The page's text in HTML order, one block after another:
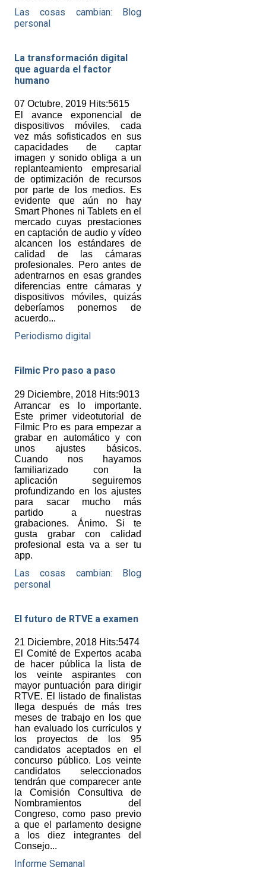
Las cosas cambian: Blog
personal
La transformación digital
que aguarda el factor
humano
07 Octubre, 2019 Hits:5615
El avance exponencial de
dispositivos móviles, cada
vez más sofisticados en sus
capacidades de captar
imagen y sonido obliga a un
replanteamiento empresarial
de optimización de recursos
por parte de los medios. Es
evidente que aún no hay
Smart Phones ni Tablets en el
mercado cuyas prestaciones
en captación de audio y vídeo
alcancen los estándares de
calidad de las cámaras
profesionales. Pero antes de
adentrarnos en esas grandes
diferencias entre cámaras y
dispositivos móviles, quizás
deberíamos ponernos de
acuerdo...
Periodismo digital
Filmic Pro paso a paso
29 Diciembre, 2018 Hits:9013
Arrancar es lo importante.
Este primer videotutorial de
Filmic Pro es para empezar a
grabar en automático y con
unos ajustes básicos.
Cuando nos hayamos
familiarizado con la
aplicación seguiremos
profundizando en los ajustes
para sacar mucho más
partido a nuestras
grabaciones. Ánimo. Si te
gusta grabar con calidad
profesional esta va a ser tu
app.
Las cosas cambian: Blog
personal
El futuro de RTVE a examen
21 Diciembre, 2018 Hits:5474
El Comité de Expertos acaba
de hacer pública la lista de
los veinte aspirantes con
mayor puntuación para dirigir
RTVE. El listado de finalistas
llega después de más tres
meses de trabajo en los que
han evaluado los currículos y
los proyectos de los 95
candidatos aceptados en el
concurso público. Los veinte
candidatos seleccionados
tendrán que comparecer ante
la Comisión Consultiva de
Nombramientos del
Congreso, como paso previo
a que el parlamento designe
a los diez integrantes del
Consejo...
Informe Semanal